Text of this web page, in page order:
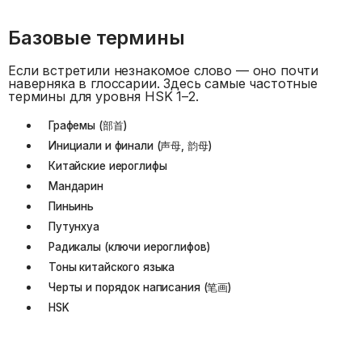
Базовые термины
Если встретили незнакомое слово — оно почти
наверняка в глоссарии. Здесь самые частотные
термины для уровня HSK 1–2.
Графемы (部首)
Инициали и финали (声母, 韵母)
Китайские иероглифы
Мандарин
Пиньинь
Путунхуа
Радикалы (ключи иероглифов)
Тоны китайского языка
Черты и порядок написания (笔画)
HSK